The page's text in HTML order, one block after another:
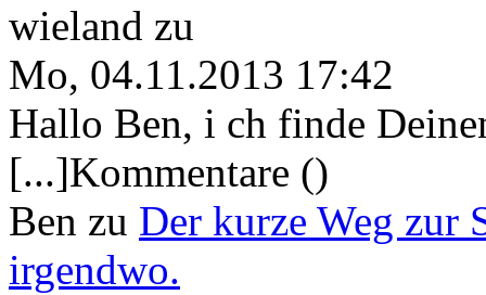
wieland zu
Mo, 04.11.2013 17:42
Hallo Ben, i ch finde
[...]Kommentare ()
Ben zu Der kurze Weg zur
irgendwo.